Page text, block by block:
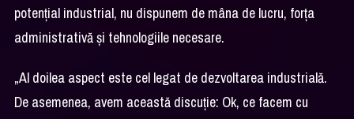
potențial industrial, nu dispunem de mâna de lucru, forța
administrativă și tehnologiile necesare.
„Al doilea aspect este cel legat de dezvoltarea industrială.
De asemenea, avem această discuție: Ok, ce facem cu